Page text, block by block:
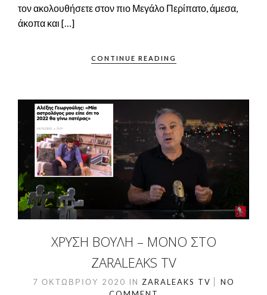
τον ακολουθήσετε στον πιο Μεγάλο Περίπατο, άμεσα,
άκοπα και […]
CONTINUE READING
ΧΡΥΣΗ ΒΟΥΛΗ – ΜΌΝΟ ΣΤΟ
ZARALEAKS TV
7 ΟΚΤΩΒΡΊΟΥ 2020 IN ZARALEAKS TV
NO